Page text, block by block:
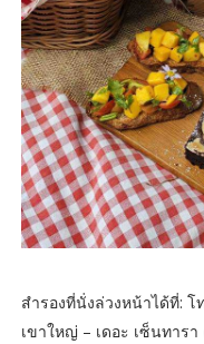
สำรองที่นั่งล่วงหน้าได้ที่: โ
เขาใหญ่ – เดอะ เซ็นทาร